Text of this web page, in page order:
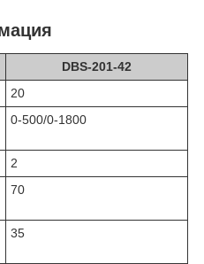
DBS-201-42
20
0-500/0-1800
2
70
35